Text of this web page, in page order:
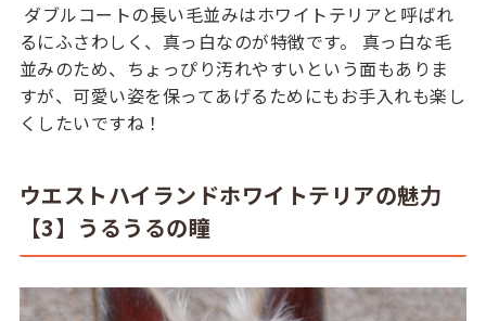
ダブルコートの長い毛並みはホワイトテリアと呼ばれ
るにふさわしく、真っ白なのが特徴です。 真っ白な毛
並みのため、ちょっぴり汚れやすいという面もありま
すが、可愛い姿を保ってあげるためにもお手入れも楽し
くしたいですね！
ウエストハイランドホワイトテリアの魅力
【3】うるうるの瞳